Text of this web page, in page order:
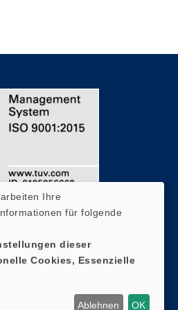
Ihre
für folgende
dieser
Cookies, Essenzielle
Ablehnen OK